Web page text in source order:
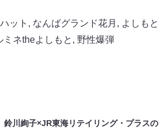
ット , なんばグランド花月 , よしもと
ミネtheよしもと , 野性爆弾
鈴川絢子×JR東海リテイリング・プラスの